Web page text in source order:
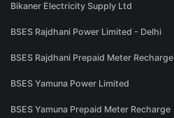
Bikaner Electricity Supply Ltd
BSES Rajdhani Power Limited - Delhi
BSES Rajdhani Prepaid Meter Recharge
BSES Yamuna Power Limited
BSES Yamuna Prepaid Meter Recharge